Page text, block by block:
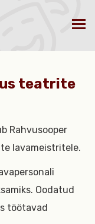
teatrite
Rahvusooper
lavameistritele.
Oodatud
töötavad